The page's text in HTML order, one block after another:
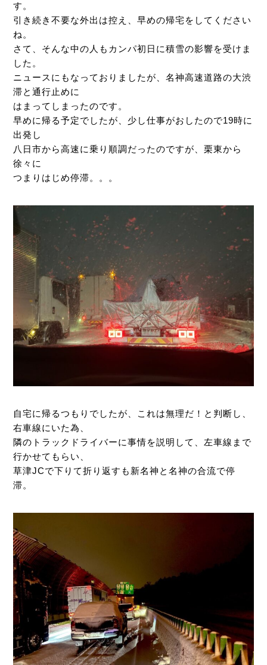
す。
引き続き不要な外出は控え、早めの帰宅をしてください
ね。
さて、そんな中の人もカンパ初日に積雪の影響を受けま
した。
ニュースにもなっておりましたが、名神高速道路の大渋
滞と通行止めに
はまってしまったのです。
早めに帰る予定でしたが、少し仕事がおしたので19時に
出発し
八日市から高速に乗り順調だったのですが、栗東から
徐々に
つまりはじめ停滞。。。
自宅に帰るつもりでしたが、これは無理だ！と判断し、
右車線にいた為、
隣のトラックドライバーに事情を説明して、左車線まで
行かせてもらい、
草津JCで下りて折り返すも新名神と名神の合流で停
滞。